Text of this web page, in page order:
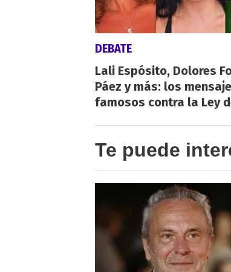
DEBATE
Lali Espósito, Dolores
Páez y más: los
famosos contra la Ley
Te puede